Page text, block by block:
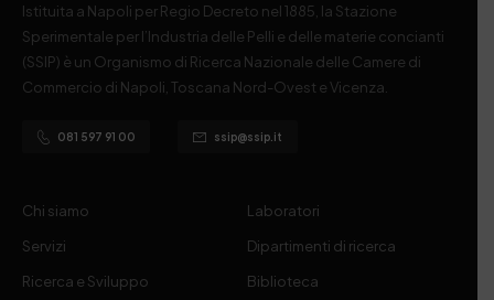
Istituita a Napoli per Regio Decreto nel 1885, la Stazione
Sperimentale per l’Industria delle Pelli e delle materie concianti
(SSIP) è un Organismo di Ricerca Nazionale delle Camere di
Commercio di Napoli, Toscana Nord-Ovest e Vicenza.
081 597 91 00 ssip@ssip.it
Chi siamo
Servizi
Ricerca e Sviluppo
Laboratori
Dipartimenti di ricerca
Biblioteca